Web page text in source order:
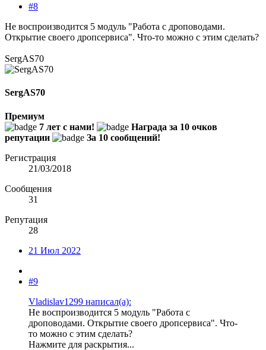
#8
Не воспроизводится 5 модуль "Работа с дроповодами.
Открытие своего дропсервиса". Что-то можно с этим сделать?
SergAS70
SergAS70
Премиум
7 лет с нами!
Награда за 10 очков
репутации
За 10 сообщений!
Регистрация
21/03/2018
Сообщения
31
Репутация
28
21 Июл 2022
#9
Vladislav1299 написал(а):
Не воспроизводится 5 модуль "Работа с
дроповодами. Открытие своего дропсервиса". Что-
то можно с этим сделать?
Нажмите для раскрытия...